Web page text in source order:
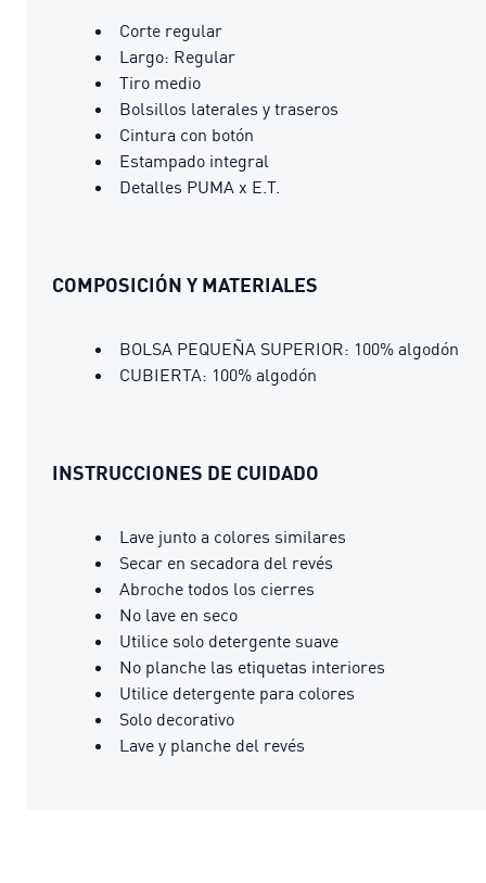
Corte regular
Largo: Regular
Tiro medio
Bolsillos laterales y traseros
Cintura con botón
Estampado integral
Detalles PUMA x E.T.
COMPOSICIÓN Y MATERIALES
BOLSA PEQUEÑA SUPERIOR: 100% algodón
CUBIERTA: 100% algodón
INSTRUCCIONES DE CUIDADO
Lave junto a colores similares
Secar en secadora del revés
Abroche todos los cierres
No lave en seco
Utilice solo detergente suave
No planche las etiquetas interiores
Utilice detergente para colores
Solo decorativo
Lave y planche del revés